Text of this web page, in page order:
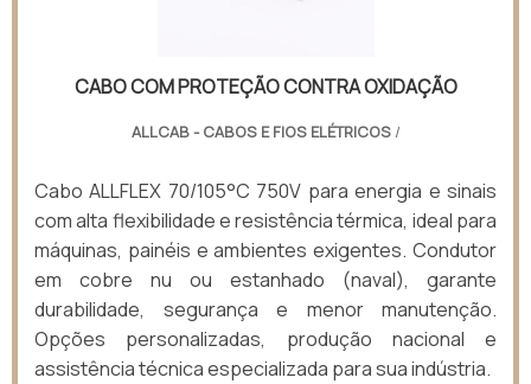
CABO COM PROTEÇÃO CONTRA OXIDAÇÃO
ALLCAB - CABOS E FIOS ELÉTRICOS/
Cabo ALLFLEX 70/105°C 750V para energia e sinais
com alta flexibilidade e resistência térmica, ideal para
máquinas, painéis e ambientes exigentes. Condutor
em cobre nu ou estanhado (naval), garante
durabilidade, segurança e menor manutenção.
Opções personalizadas, produção nacional e
assistência técnica especializada para sua indústria.